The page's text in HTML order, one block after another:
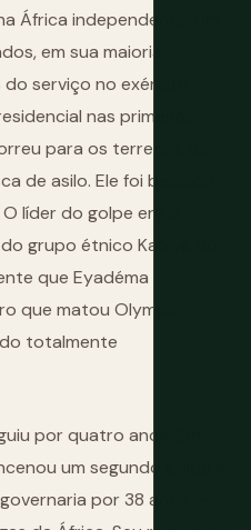
África independente. Um
em sua maioria
serviço no exército
nas primeiras
para os terrenos da
de asilo. Ele foi baleado
líder do golpe era o
grupo étnico Kabiyé do
que Eyadéma
que matou Olympio,
totalmente
por quatro anos. Em
um segundo golpe e
por 38 anos —